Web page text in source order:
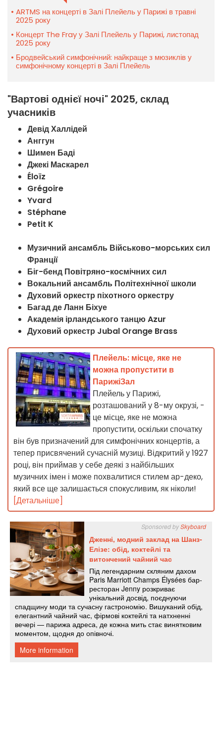
ARTMS на концерті в Залі Плейель у Парижі в травні
2025 року
Концерт The Fray у Залі Плейель у Парижі, листопад
2025 року
Бродвейський симфонічний: найкраще з мюзиклів у
симфонічному концерті в Залі Плейель
"Вартові однієї ночі" 2025, склад
учасників
Девід Халлідей
Анггун
Шимен Баді
Джекі Маскарел
Éloïz
Grégoire
Yvard
Stéphane
Petit K
Музичний ансамбль Військово-морських сил
Франції
Біг-бенд Повітряно-космічних сил
Вокальний ансамбль Політехнічної школи
Духовий оркестр піхотного оркестру
Багад де Ланн Біхуе
Академія ірландського танцю Azur
Духовий оркестр Jubal Orange Brass
Плейель: місце, яке не
можна пропустити в
ПарижіЗал
Плейель у Парижі,
розташований у 8-му окрузі, -
це місце, яке не можна
пропустити, оскільки спочатку
він був призначений для симфонічних концертів, а
тепер присвячений сучасній музиці. Відкритий у 1927
році, він приймав у себе деякі з найбільших
музичних імен і може похвалитися стилем ар-деко,
який все ще залишається спокусливим, як ніколи!
[Детальніше]